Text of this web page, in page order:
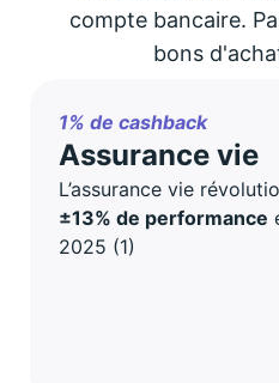
compte bancaire.
bons
1% de cashback
Assurance vie
L’assurance vie
±13% de performance
2025 (1)